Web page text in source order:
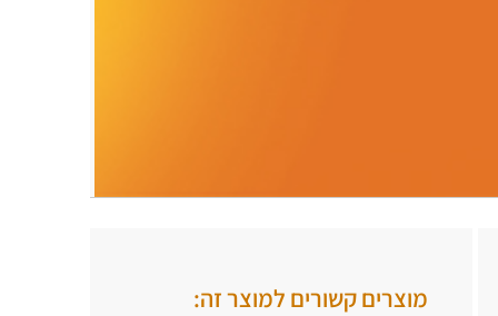
מוצרים קשורים למוצר זה: